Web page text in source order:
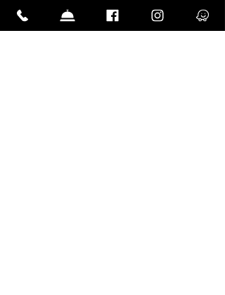
שעות פעילות:
א' - 11:00 - 23:00,